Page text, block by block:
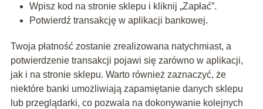
Wpisz kod na stronie sklepu i kliknij „Zapłać”.
Potwierdź transakcję w aplikacji bankowej.
Twoja płatność zostanie zrealizowana natychmiast, a
potwierdzenie transakcji pojawi się zarówno w aplikacji,
jak i na stronie sklepu. Warto również zaznaczyć, że
niektóre banki umożliwiają zapamiętanie danych sklepu
lub przeglądarki, co pozwala na dokonywanie kolejnych